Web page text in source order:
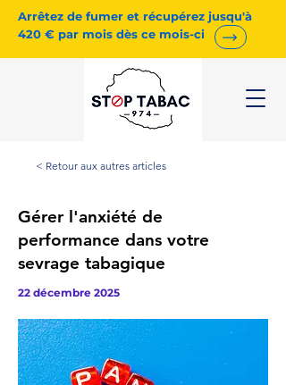
Arrêtez de fumer et récupérez jusqu'à
420 € par mois dès ce mois-ci
< Retour aux autres articles
Gérer l'anxiété de
performance dans votre
sevrage tabagique
22 décembre 2025